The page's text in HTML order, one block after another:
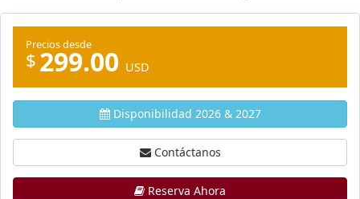
Precios desde
$299.00 USD
Disponibilidad 2026 & 2027
Contáctanos
Reserva Ahora